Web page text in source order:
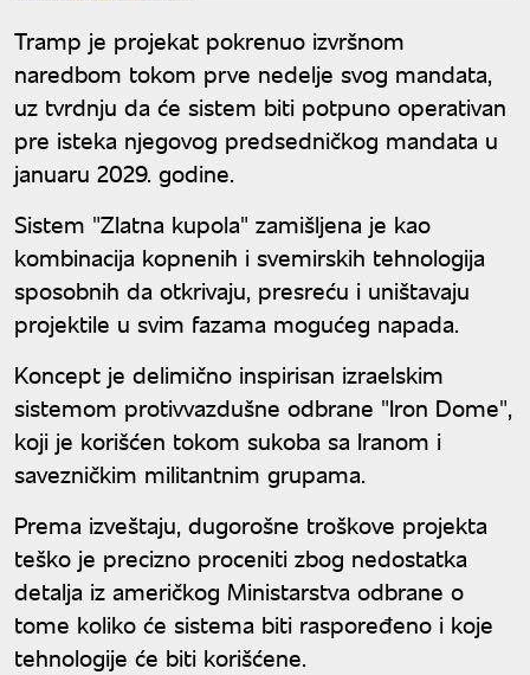
Tramp je projekat pokrenuo izvršnom
naredbom tokom prve nedelje svog mandata,
uz tvrdnju da će sistem biti potpuno operativan
pre isteka njegovog predsedničkog mandata u
januaru 2029. godine.
Sistem "Zlatna kupola" zamišljena je kao
kombinacija kopnenih i svemirskih tehnologija
sposobnih da otkrivaju, presreću i uništavaju
projektile u svim fazama mogućeg napada.
Koncept je delimično inspirisan izraelskim
sistemom protivvazdušne odbrane "Iron Dome",
koji je korišćen tokom sukoba sa Iranom i
savezničkim militantnim grupama.
Prema izveštaju, dugorošne troškove projekta
teško je precizno proceniti zbog nedostatka
detalja iz američkog Ministarstva odbrane o
tome koliko će sistema biti raspoređeno i koje
tehnologije će biti korišćene.